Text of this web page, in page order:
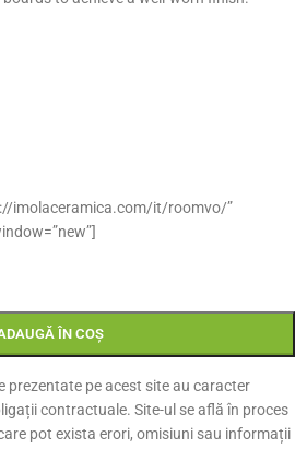
imolaceramica.com/it/roomvo/”
ÎN COȘ
prezentate pe acest site au caracter
contractuale. Site-ul se află în proces
pot exista erori, omisiuni sau informații